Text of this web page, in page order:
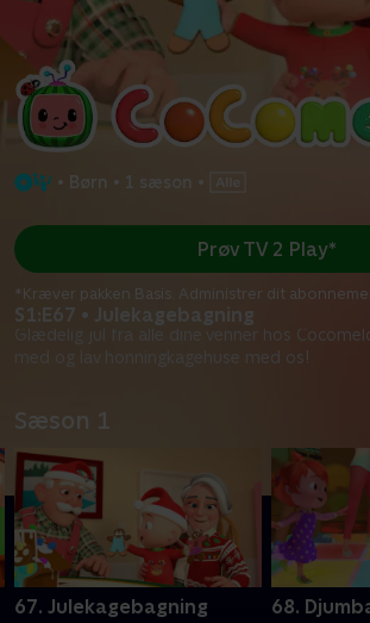
• Børn • 1 sæson •
S1:E67 • Julekagebagning
Glædelig jul fra alle dine venner hos
med og lav honningkagehuse med os!
Prøv TV 2 Play*
*Kræver pakken Basis. Administrer dit
Sæson 1
67. Julekagebagning 68.